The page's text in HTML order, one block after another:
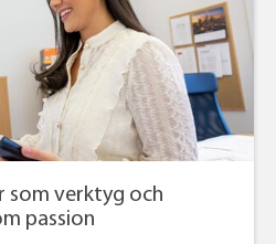
som verktyg och
passion